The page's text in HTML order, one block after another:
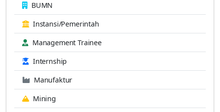
BUMN
Instansi/Pemerintah
Management Trainee
Internship
Manufaktur
Mining